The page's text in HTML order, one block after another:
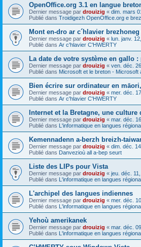
OpenOffice.org 3.1 en langue
Dernier message par drouizig « dim. mars
Publié dans Troidigezh OpenOffice.org e
Mont en-dro ar c´hlavier
Dernier message par drouizig « lun. janv.
Publié dans Ar c'hlavier C'HWERTY
La date de votre système en gallo
Dernier message par drouizig « ven. déc.
Publié dans Microsoft et le breton - Microsoft
Bien écrire sur ordinateur en
Dernier message par drouizig « mer. déc.
Publié dans Ar c'hlavier C'HWERTY
Internet et la Bretagne, une culture
Dernier message par drouizig « mar. déc.
Publié dans L'informatique en langues
Kemennadenn a-berzh breizh-
Dernier message par drouizig « dim. déc.
Publié dans Danvezioù all a-bep seurt
Liste des LIPs pour Vista
Dernier message par drouizig « jeu. déc.
Publié dans L'informatique en langues
L'archipel des langues indiennes
Dernier message par drouizig « mer. déc.
Publié dans L'informatique en langues
Yehoù amerikanek
Dernier message par drouizig « mar. déc.
Publié dans L'informatique en langues